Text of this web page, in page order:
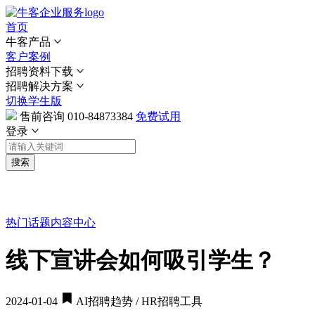
首页
牛客产品
客户案例
招聘资料下载
招聘解决方案
切换学生版
售前咨询 010-84873384 免费试用
登录
搜索
热门话题内容中心
线下宣讲会如何吸引学生？
2024-01-04 AI招聘趋势 / HR招聘工具